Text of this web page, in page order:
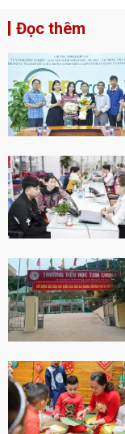
Đọc thêm